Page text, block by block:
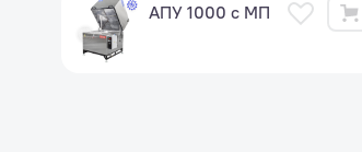
АПУ 1000 с МП